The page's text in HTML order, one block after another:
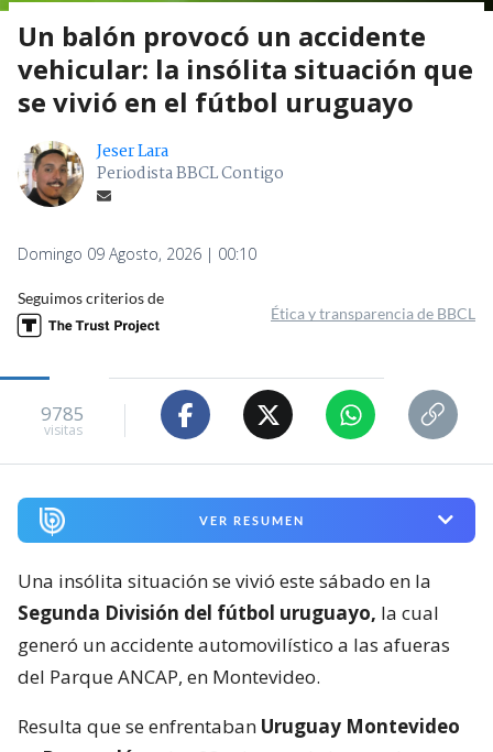
Un balón provocó un accidente
vehicular: la insólita situación que
se vivió en el fútbol uruguayo
Jeser Lara
Periodista BBCL Contigo
Domingo 09 Agosto, 2026 | 00:10
Seguimos criterios de
Ética y transparencia de BBCL
9785
visitas
VER RESUMEN
Una insólita situación se vivió este sábado en la
Segunda División del fútbol uruguayo, la cual
generó un accidente automovilístico a las afueras
del Parque ANCAP, en Montevideo.
Resulta que se enfrentaban Uruguay Montevideo